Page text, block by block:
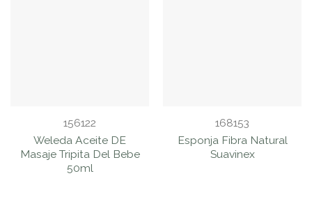
156122
Weleda Aceite DE
Masaje Tripita Del Bebe
50ml
168153
Esponja Fibra Natural
Suavinex